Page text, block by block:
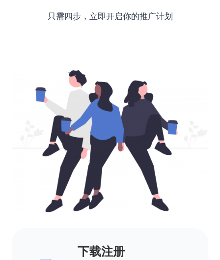
只需四步，立即开启你的推广计划
下载注册